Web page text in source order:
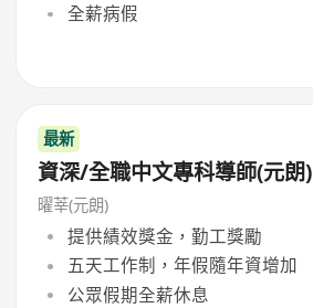
全薪病假
最新
資深/全職中文專科導師(元朗)
曜莘(元朗)
提供績效獎金，勤工獎勵
五天工作制，年假隨年資增加
公眾假期全薪休息